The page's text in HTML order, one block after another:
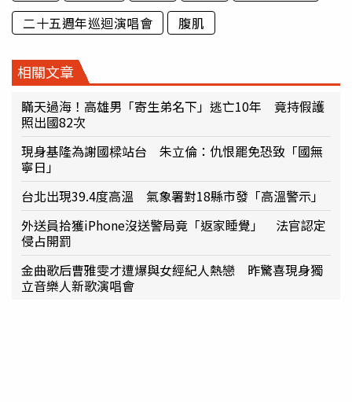
二十五週年巡迴演唱會
腹肌
相關文章
瞞天過海！高雄男「寄生弟名下」逃亡10年 竟持假護
照出國82次
現身基隆為謝國樑站台 朱立倫：仇恨罷免恐致「國無
寧日」
台北出現39.4度高溫 氣象署對18縣市發「高溫警示」
外送員拾獲iPhone沒送警局竟「返家睡覺」 法官認定
侵占開罰
金曲歌后曹雅雯才遭爆與女經紀人熱戀 昨驚喜現身獨
立音樂人新歌演唱會